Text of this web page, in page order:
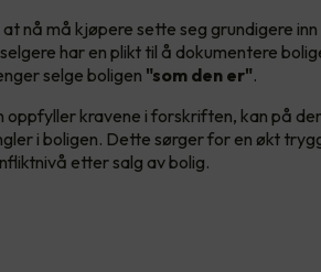
nå må kjøpere sette seg grundigere inn
har en plikt til å dokumentere
selge boligen "som den er".
kravene i forskriften, kan på
i boligen. Dette sørger for en økt
etter salg av bolig.